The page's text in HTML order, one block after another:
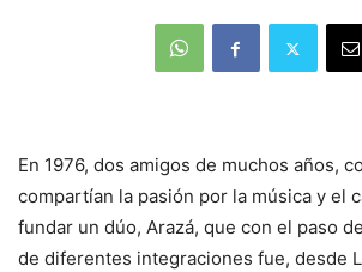
En 1976, dos amigos de muchos años,
compartían la pasión por la música y el
fundar un dúo, Arazá, que con el paso
de diferentes integraciones fue, desde